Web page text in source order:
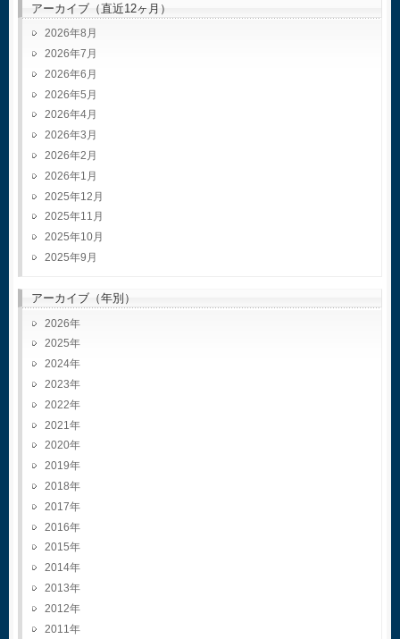
アーカイブ（直近12ヶ月）
2026年8月
2026年7月
2026年6月
2026年5月
2026年4月
2026年3月
2026年2月
2026年1月
2025年12月
2025年11月
2025年10月
2025年9月
アーカイブ（年別）
2026
2025
2024
2023
2022
2021
2020
2019
2018
2017
2016
2015
2014
2013
2012
2011